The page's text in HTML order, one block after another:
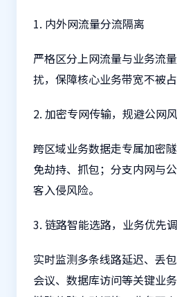
1. 内外网流量分流隔离
严格区分上网流量与业务流
扰，保障核心业务带宽不被占
2. 加密专网传输，规避公网
跨区域业务数据走专属加密
免劫持、抓包；分支内网与
客入侵风险。
3. 链路智能选路，业务优先
实时监测多条线路延迟、丢
会议、数据库访问等关键业